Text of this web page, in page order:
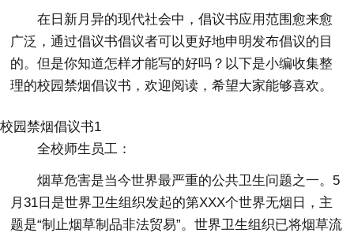
在日新月异的现代社会中，倡议书应用范围愈来愈
广泛，通过倡议书倡议者可以更好地申明发布倡议的目
的。但是你知道怎样才能写的好吗？以下是小编收集整
理的校园禁烟倡议书，欢迎阅读，希望大家能够喜欢。
校园禁烟倡议书1
全校师生员工：
烟草危害是当今世界最严重的公共卫生问题之一。5
月31日是世界卫生组织发起的第XXX个世界无烟日，主
题是“制止烟草制品非法贸易”。世界卫生组织已将烟草流